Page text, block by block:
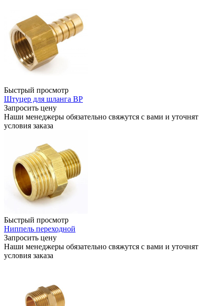
Быстрый просмотр
Штуцер для шланга ВР
Запросить цену
Наши менеджеры обязательно свяжутся с вами и уточнят
условия заказа
Быстрый просмотр
Ниппель переходной
Запросить цену
Наши менеджеры обязательно свяжутся с вами и уточнят
условия заказа